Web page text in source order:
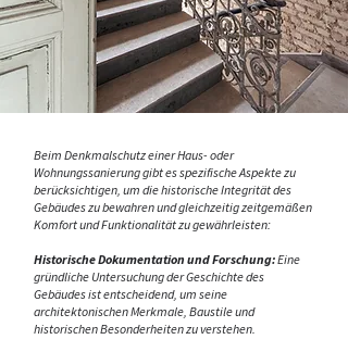
Beim Denkmalschutz einer Haus- oder
Wohnungssanierung gibt es spezifische Aspekte zu
berücksichtigen, um die historische Integrität des
Gebäudes zu bewahren und gleichzeitig zeitgemäßen
Komfort und Funktionalität zu gewährleisten:
Historische Dokumentation und Forschung:Eine
gründliche Untersuchung der Geschichte des
Gebäudes ist entscheidend, um seine
architektonischen Merkmale, Baustile und
historischen Besonderheiten zu verstehen.